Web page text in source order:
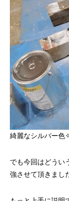
綺麗なシルバー色
でも今回はどうい
強させて頂きまし